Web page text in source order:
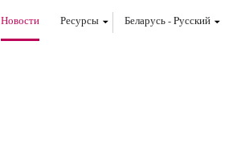
Новости Ресурсы Беларусь-Pусский